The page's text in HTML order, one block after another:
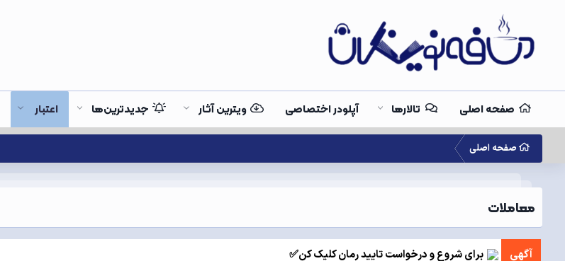
صفحه اصلی تالارها آپلودر اختصاصی ویترین آثار جدیدترین‌ها اعتبار
صفحه اصلی
معاملات
آگهی برای شروع و درخواست تایید رمان کلیک کن✅